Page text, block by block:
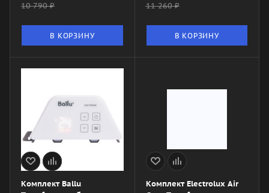
10 790₽
В КОРЗИНУ
11 260₽
В КОРЗИНУ
Комплект Ballu
Комплект Electrolux Air